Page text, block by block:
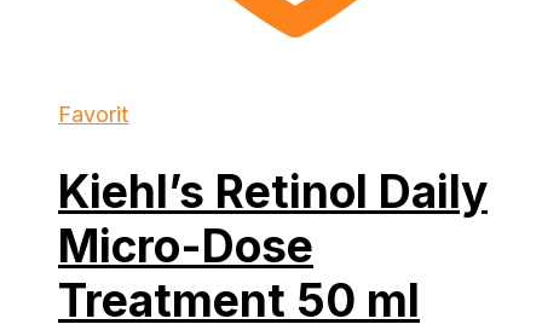
Favorit
Kiehl’s Retinol Daily
Micro-Dose
Treatment 50 ml